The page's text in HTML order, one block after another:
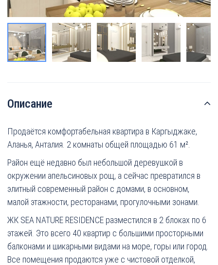
Описание
Продаётся комфортабельная квартира в Каргыджаке,
Аланья, Анталия. 2 комнаты общей площадью 61 м².
Район ещё недавно был небольшой деревушкой в
окружении апельсиновых рощ, а сейчас превратился в
элитный современный район с домами, в основном,
малой этажности, ресторанами, прогулочными зонами.
ЖК SEA NATURE RESIDENCE разместился в 2 блоках по 6
этажей. Это всего 40 квартир с большими просторными
балконами и шикарными видами на море, горы или город.
Все помещения продаются уже с чистовой отделкой,